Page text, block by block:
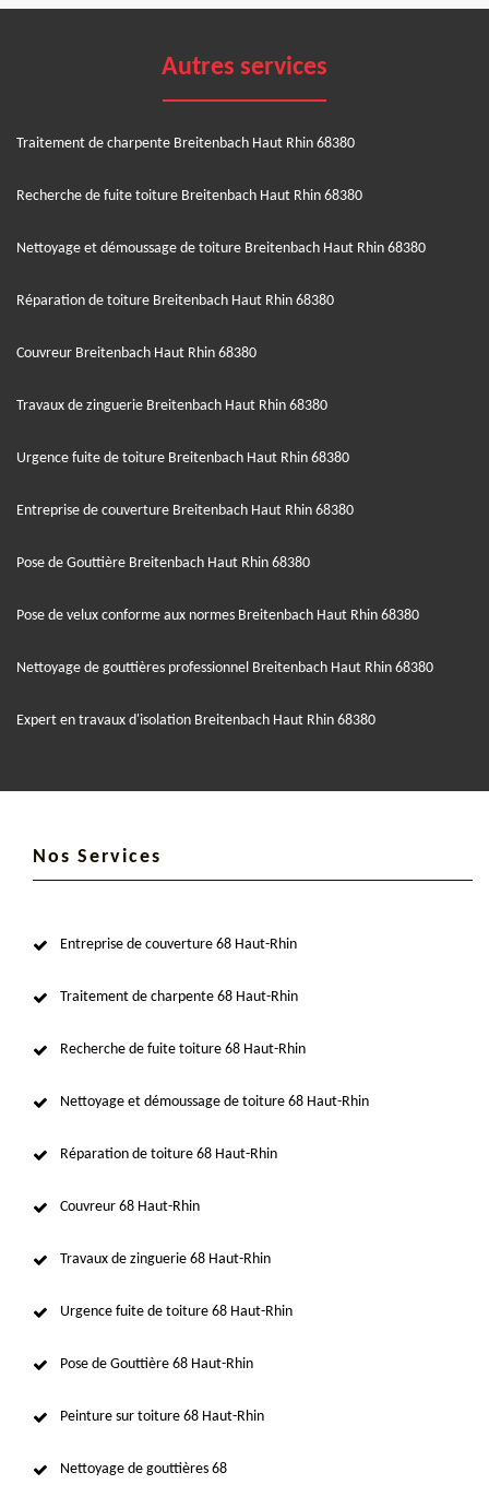
Autres services
Traitement de charpente Breitenbach Haut Rhin 68380
Recherche de fuite toiture Breitenbach Haut Rhin 68380
Nettoyage et démoussage de toiture Breitenbach Haut Rhin 68380
Réparation de toiture Breitenbach Haut Rhin 68380
Couvreur Breitenbach Haut Rhin 68380
Travaux de zinguerie Breitenbach Haut Rhin 68380
Urgence fuite de toiture Breitenbach Haut Rhin 68380
Entreprise de couverture Breitenbach Haut Rhin 68380
Pose de Gouttière Breitenbach Haut Rhin 68380
Pose de velux conforme aux normes Breitenbach Haut Rhin 68380
Nettoyage de gouttières professionnel Breitenbach Haut Rhin 68380
Expert en travaux d'isolation Breitenbach Haut Rhin 68380
Nos Services
Entreprise de couverture 68 Haut-Rhin
Traitement de charpente 68 Haut-Rhin
Recherche de fuite toiture 68 Haut-Rhin
Nettoyage et démoussage de toiture 68 Haut-Rhin
Réparation de toiture 68 Haut-Rhin
Couvreur 68 Haut-Rhin
Travaux de zinguerie 68 Haut-Rhin
Urgence fuite de toiture 68 Haut-Rhin
Pose de Gouttière 68 Haut-Rhin
Peinture sur toiture 68 Haut-Rhin
Nettoyage de gouttières 68